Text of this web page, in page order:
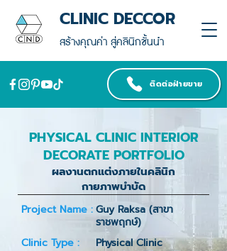
สร้างคุณค่า สู่คลินิกชั้นนำ
CLINIC DECCOR
ติดต่อฝ่ายขาย
PHYSICAL CLINIC INTERIOR
DECORATE PORTFOLIO
ผลงานตกแต่งภายในคลินิก
กายภาพบำบัด
Project Name :Guy Raksa (สาขา
ราชพฤกษ์)
Clinic Type :
Physical Clinic